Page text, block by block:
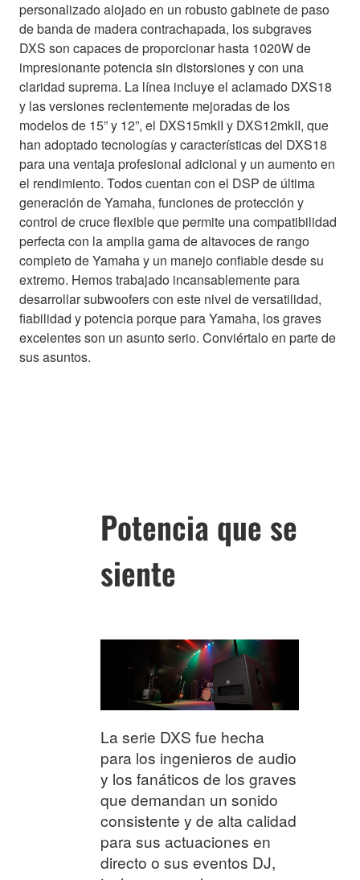
personalizado alojado en un robusto gabinete de paso
de banda de madera contrachapada, los subgraves
DXS son capaces de proporcionar hasta 1020W de
impresionante potencia sin distorsiones y con una
claridad suprema. La línea incluye el aclamado DXS18
y las versiones recientemente mejoradas de los
modelos de 15” y 12”, el DXS15mkII y DXS12mkII, que
han adoptado tecnologías y características del DXS18
para una ventaja profesional adicional y un aumento en
el rendimiento. Todos cuentan con el DSP de última
generación de Yamaha, funciones de protección y
control de cruce flexible que permite una compatibilidad
perfecta con la amplia gama de altavoces de rango
completo de Yamaha y un manejo confiable desde su
extremo. Hemos trabajado incansablemente para
desarrollar subwoofers con este nivel de versatilidad,
fiabilidad y potencia porque para Yamaha, los graves
excelentes son un asunto serio. Conviértalo en parte de
sus asuntos.
Potencia que se
siente
La serie DXS fue hecha
para los ingenieros de audio
y los fanáticos de los graves
que demandan un sonido
consistente y de alta calidad
para sus actuaciones en
directo o sus eventos DJ,